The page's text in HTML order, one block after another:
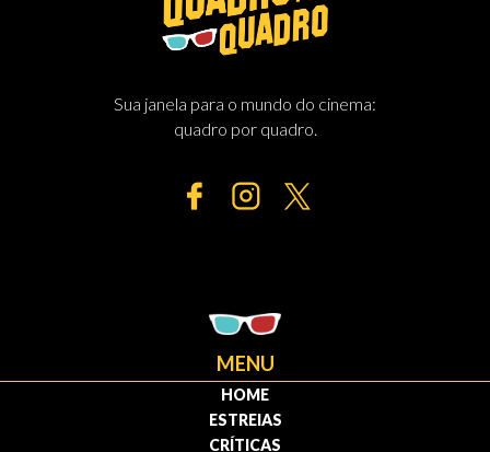
Sua janela para o mundo do cinema:
quadro por quadro.
MENU
HOME
ESTREIAS
CRÍTICAS